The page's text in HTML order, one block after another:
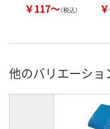
￥117～（税込）
他のバリエーショ